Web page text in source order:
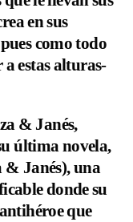
en sus
como todo
a estas alturas-
& Janés,
última novela,
& Janés), una
donde su
que